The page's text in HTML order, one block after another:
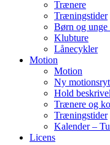
Trænere
Træningstider
Børn og unge
Klubture
Lånecykler
Motion
Motion
Ny
Hold
Trænere og
Træningstider
Kalender –
Licens